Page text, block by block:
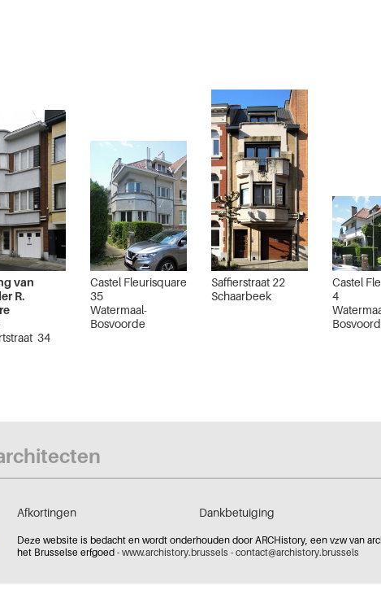
van
R.
34
Castel Fleurisquare
35
Watermaal-
Bosvoorde
Saffierstraat 22
Schaarbeek
Castel
4
Afkortingen Dankbetuiging
Deze website is bedacht en wordt onderhouden door ARCHistory, een vzw van
het Brusselse erfgoed - www.archistory.brussels - contact@archistory.brussels